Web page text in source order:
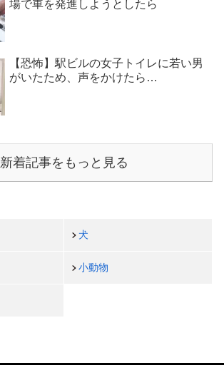
場で車を発進しようとしたら
【恐怖】駅ビルの女子トイレに若い男
がいたため、声をかけたら…
新着記事をもっと見る
犬
小動物